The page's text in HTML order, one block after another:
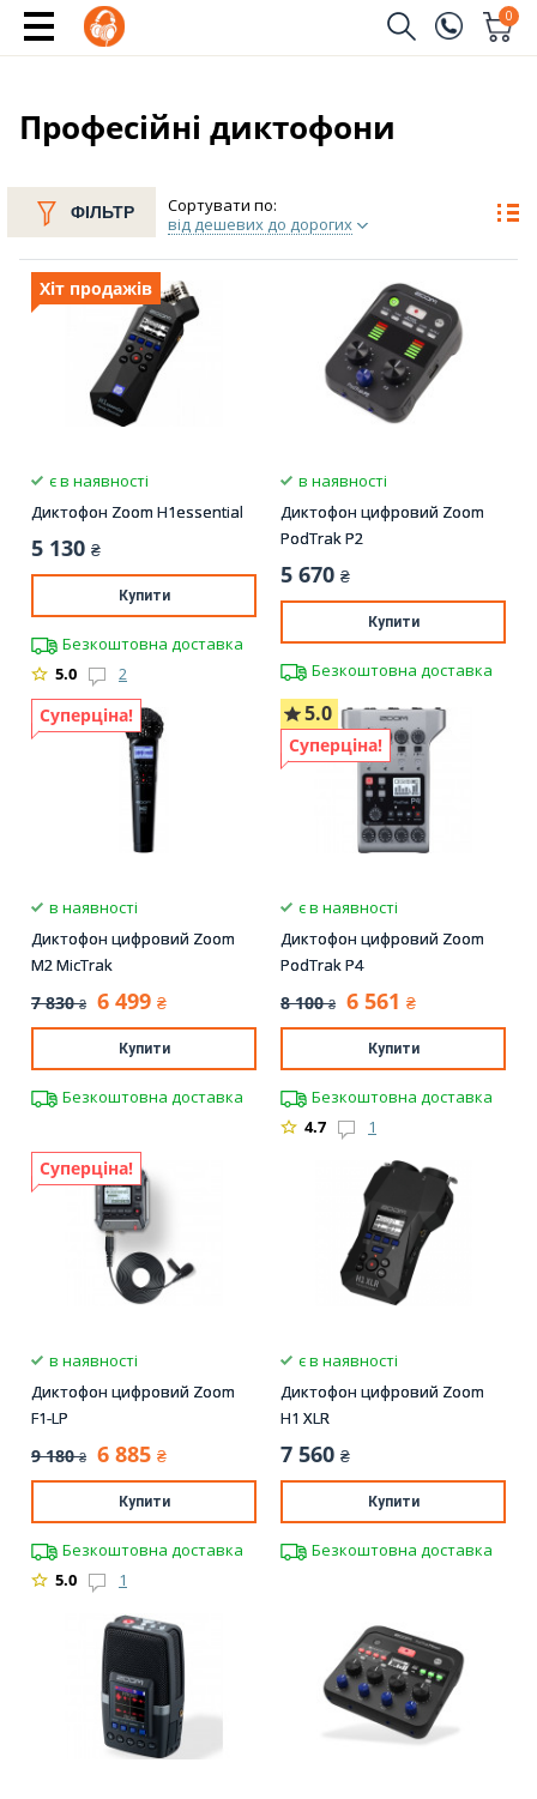
0
Телефон
Професійні диктофони
ФІЛЬТР
Сортувати по:
від дешевих до дорогих
Хіт продажів
є в наявності
Диктофон Zoom H1essential
5 130 ₴
Купити
Безкоштовна доставка
5.0
2
в наявності
Диктофон цифровий Zoom
PodTrak P2
5 670 ₴
Купити
Безкоштовна доставка
Суперціна!
в наявності
Диктофон цифровий Zoom
M2 MicTrak
7 830 ₴ 6 499 ₴
Купити
Безкоштовна доставка
5.0
Суперціна!
є в наявності
Диктофон цифровий Zoom
PodTrak P4
8 100 ₴ 6 561 ₴
Купити
Безкоштовна доставка
4.7
1
Суперціна!
в наявності
Диктофон цифровий Zoom
F1-LP
9 180 ₴ 6 885 ₴
Купити
Безкоштовна доставка
5.0
1
є в наявності
Диктофон цифровий Zoom
H1 XLR
7 560 ₴
Купити
Безкоштовна доставка